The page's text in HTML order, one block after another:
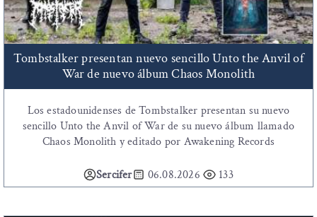
Tombstalker presentan nuevo sencillo Unto the Anvil of
War de nuevo álbum Chaos Monolith
Los estadounidenses de Tombstalker presentan su nuevo
sencillo Unto the Anvil of War de su nuevo álbum llamado
Chaos Monolith y editado por Awakening Records
Sercifer 06.08.2026 133